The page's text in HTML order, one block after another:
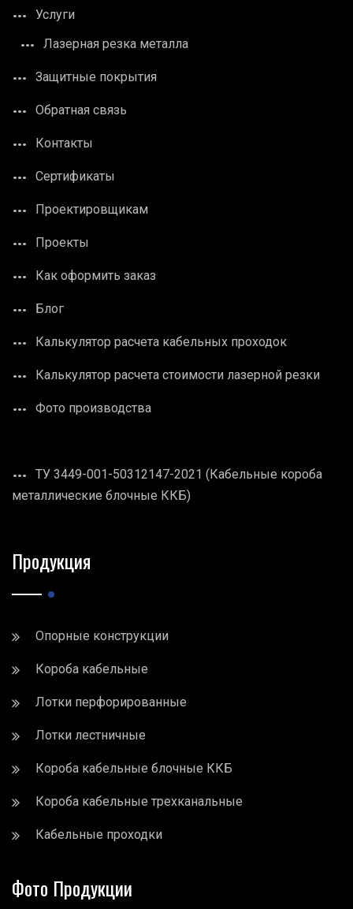
Услуги
Лазерная резка металла
Защитные покрытия
Обратная связь
Контакты
Сертификаты
Проектировщикам
Проекты
Как оформить заказ
Блог
Калькулятор расчета кабельных проходок
Калькулятор расчета стоимости лазерной резки
Фото производства
ТУ 3449-001-50312147-2021 (Кабельные короба
металлические блочные ККБ)
Продукция
Опорные конструкции
Короба кабельные
Лотки перфорированные
Лотки лестничные
Короба кабельные блочные ККБ
Короба кабельные трехканальные
Кабельные проходки
Фото Продукции